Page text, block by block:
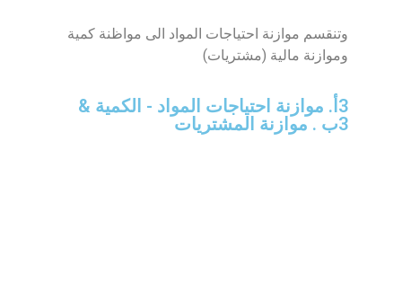
وتنقسم موازنة احتياجات المواد الى مواظنة كمية
وموازنة مالية (مشتريات)
3أ. موازنة احتياجات المواد ​- الكمية &
3ب . موازنة المشتريات